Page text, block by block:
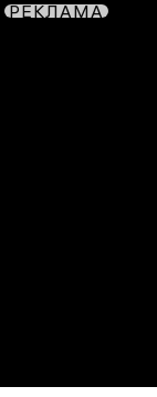
РЕКЛАМА